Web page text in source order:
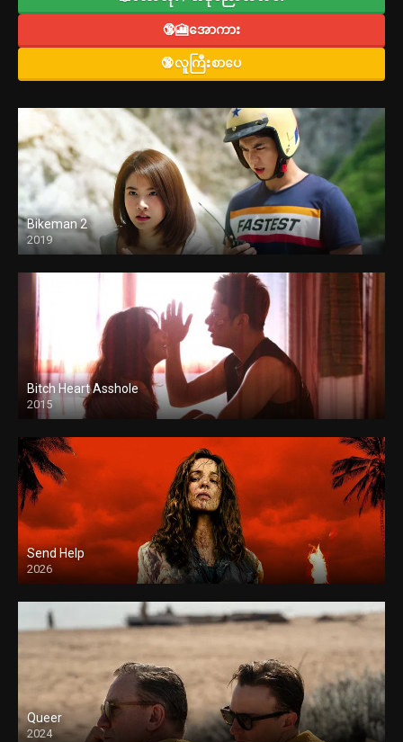
🔞🎦အောကား
🔞လူကြီးစာပေ
Bikeman 2
2019
Bitch Heart Asshole
2015
Send Help
2026
Queer
2024